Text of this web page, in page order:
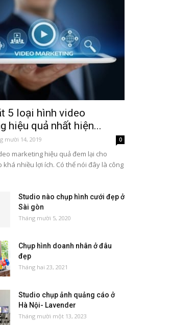
5 loại hình video
hiệu quả nhất hiện...
mười 14, 2019 0
marketing hiệu quả đem lại cho
khá nhiều lợi ích. Có thể nói đây là công
Studio nào chụp hình cưới đẹp ở
Sài gòn
Tháng mười 5, 2020
Chụp hình doanh nhân ở đâu
đẹp
Tháng hai 23, 2021
Studio chụp ảnh quảng cáo ở
Hà Nội- Lavender
Tháng mười một 13, 2023